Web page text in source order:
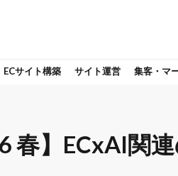
ECサイト構築 サイト運営 集客・マ
春】ECxAI関